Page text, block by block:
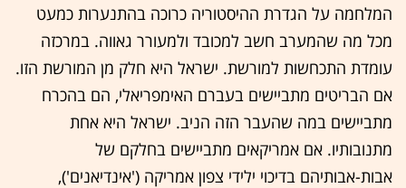
המלחמה על הגדרת ההיסטוריה כרוכה בהתנערות כמעט
מכל מה שהמערב חשב למכובד ולמעורר גאווה. במרכזה
עומדת התכחשות למורשת. ישראל היא חלק מן המורשת הזו.
אם הבריטים מתביישים בעברם האימפריאלי, הם בהכרח
מתביישים במה שהעבר הזה הניב. ישראל היא אחת
מתנובותיו. אם אמריקאים מתביישים בחלקם של
אבות-אבותיהם בדיכוי ילידי צפון אמריקה ('אינדיאנים'),